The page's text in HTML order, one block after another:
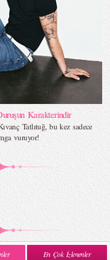
Karakterindir
Tatlıtuğ, bu kez sadece
vuruyor!
En Çok İzlenenler